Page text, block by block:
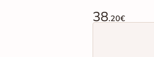
38.20€